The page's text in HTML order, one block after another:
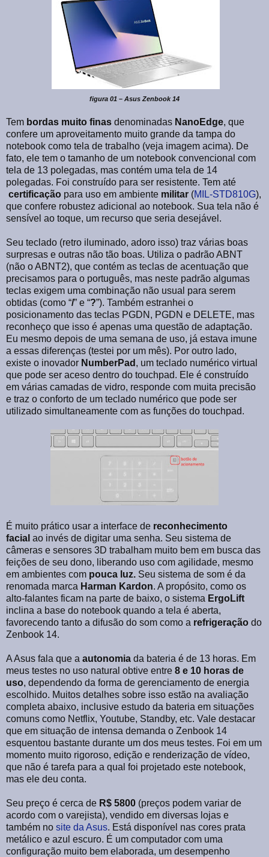
figura 01 – Asus Zenbook 14
Tem bordas muito finas denominadas NanoEdge, que
confere um aproveitamento muito grande da tampa do
notebook como tela de trabalho (veja imagem acima). De
fato, ele tem o tamanho de um notebook convencional com
tela de 13 polegadas, mas contém uma tela de 14
polegadas. Foi construído para ser resistente. Tem até
certificação para uso em ambiente militar (MIL-STD810G),
que confere robustez adicional ao notebook. Sua tela não é
sensível ao toque, um recurso que seria desejável.
Seu teclado (retro iluminado, adoro isso) traz várias boas
surpresas e outras não tão boas. Utiliza o padrão ABNT
(não o ABNT2), que contém as teclas de acentuação que
precisamos para o português, mas neste padrão algumas
teclas exigem uma combinação não usual para serem
obtidas (como “/” e “?”). Também estranhei o
posicionamento das teclas PGDN, PGDN e DELETE, mas
reconheço que isso é apenas uma questão de adaptação.
Eu mesmo depois de uma semana de uso, já estava imune
a essas diferenças (testei por um mês). Por outro lado,
existe o inovador NumberPad , um teclado numérico virtual
que pode ser aceso dentro do touchpad. Ele é construído
em várias camadas de vidro, responde com muita precisão
e traz o conforto de um teclado numérico que pode ser
utilizado simultaneamente com as funções do touchpad.
É muito prático usar a interface de reconhecimento
facial ao invés de digitar uma senha. Seu sistema de
câmeras e sensores 3D trabalham muito bem em busca das
feições de seu dono, liberando uso com agilidade, mesmo
em ambientes com pouca luz. Seu sistema de som é da
renomada marca Harman Kardon. A propósito, como os
alto-falantes ficam na parte de baixo, o sistema ErgoLift
inclina a base do notebook quando a tela é aberta,
favorecendo tanto a difusão do som como a refrigeração do
Zenbook 14.
A Asus fala que a autonomia da bateria é de 13 horas. Em
meus testes no uso natural obtive entre 8 e 10 horas de
uso, dependendo da forma de gerenciamento de energia
escolhido. Muitos detalhes sobre isso estão na avaliação
completa abaixo, inclusive estudo da bateria em situações
comuns como Netflix, Youtube, Standby, etc. Vale destacar
que em situação de intensa demanda o Zenbook 14
esquentou bastante durante um dos meus testes. Foi em um
momento muito rigoroso, edição e renderização de vídeo,
que não é tarefa para a qual foi projetado este notebook,
mas ele deu conta.
Seu preço é cerca de R$ 5800 (preços podem variar de
acordo com o varejista), vendido em diversas lojas e
também no site da Asus. Está disponível nas cores prata
metálico e azul escuro. É um computador com uma
configuração muito bem elaborada, um desempenho